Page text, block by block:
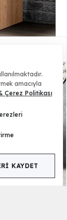
amacıyla
Çerez Politikası
KAYDET